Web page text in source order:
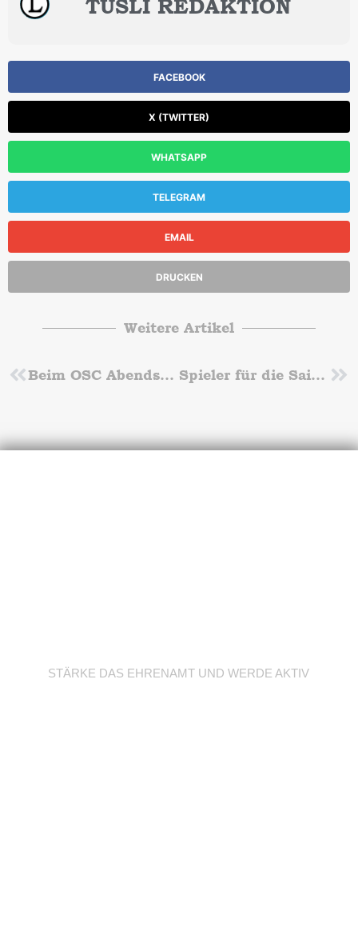
TUSLI REDAKTION
FACEBOOK
X (TWITTER)
WHATSAPP
TELEGRAM
EMAIL
DRUCKEN
Weitere Artikel
Zurück Beim OSC Abendsportfest Norm knapp verpast Spieler für die Saison 25/26 gesucht!
STÄRKE DAS EHRENAMT UND WERDE AKTIV